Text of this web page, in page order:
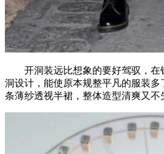
开洞装远比想象的要好驾驭，在
洞设计，能使原本规整平凡的服装
条薄纱透视半裙，整体造型清爽又不